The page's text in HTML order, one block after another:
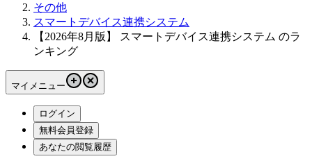
その他
スマートデバイス連携システム
【2026年8月版】 スマートデバイス連携システム のラ
ンキング
マイメニュー
ログイン
無料会員登録
あなたの閲覧履歴